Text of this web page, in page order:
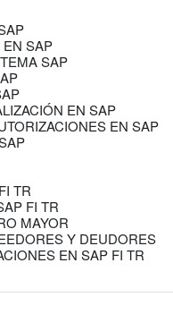
SAP
SAP
EN SAP
EN SAP
TR
FI TR
MAYOR
Y DEUDORES
EN SAP FI TR